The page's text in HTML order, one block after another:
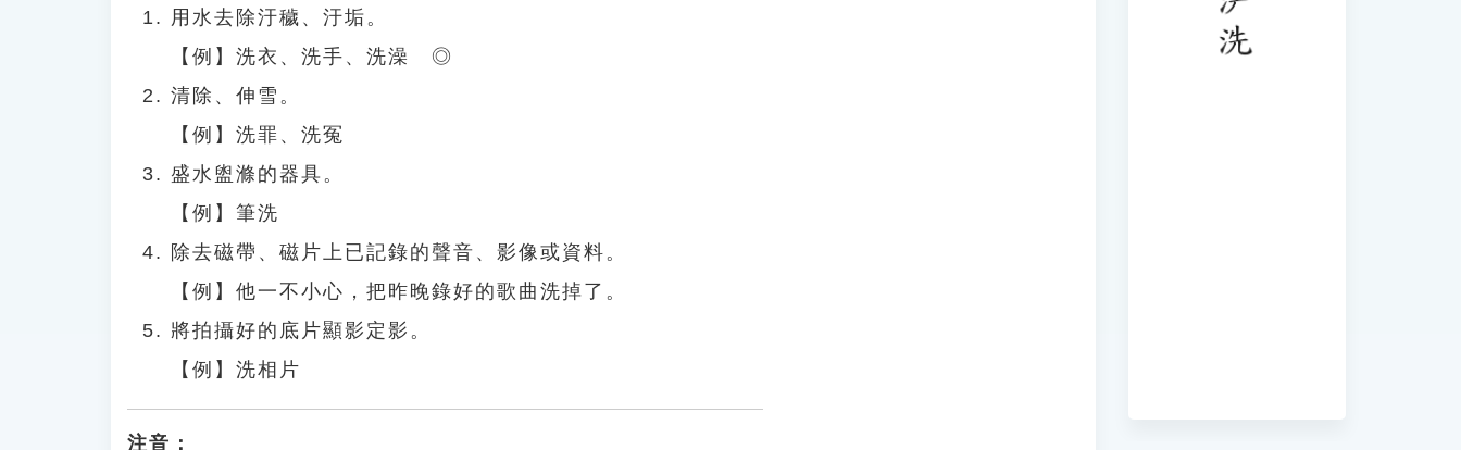
用水去除汙穢、汙垢。
【例】洗衣、洗手、洗澡 ◎
清除、伸雪。
【例】洗罪、洗冤
盛水盥滌的器具。
【例】筆洗
除去磁帶、磁片上已記錄的聲音、影像或資料。
【例】他一不小心，把昨晚錄好的歌曲洗掉了。
將拍攝好的底片顯影定影。
【例】洗相片
注音：